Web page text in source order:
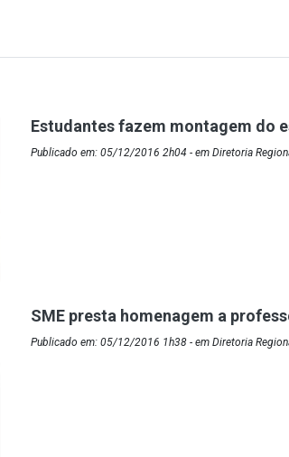
Estudantes fazem montagem do
Publicado em: 05/12/2016 2h04 - em Diretoria
SME presta homenagem a
Publicado em: 05/12/2016 1h38 - em Diretoria